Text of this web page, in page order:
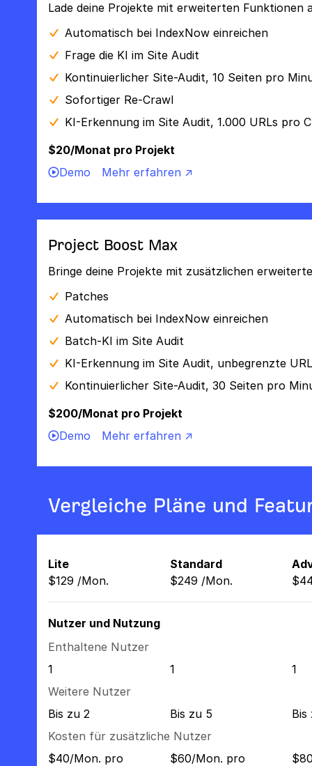
Lade deine Projekte mit erweiterten Funktionen
Automatisch bei IndexNow einreichen
Frage die KI im Site Audit
Kontinuierlicher Site-Audit, 10 Seiten pro
Sofortiger Re-Crawl
KI-Erkennung im Site Audit, 1.000 URLs pro
$20/Monat pro Projekt
Demo
Mehr erfahren ↗
Project Boost Max
Bringe deine Projekte mit zusätzlichen
Patches
Automatisch bei IndexNow einreichen
Batch-KI im Site Audit
KI-Erkennung im Site Audit, unbegrenzte
Kontinuierlicher Site-Audit, 30 Seiten pro
$200/Monat pro Projekt
Demo
Mehr erfahren ↗
Vergleiche Pläne und
Lite
$129 /Mon.
Standard
$249 /Mon.
$
Nutzer und Nutzung
Enthaltene Nutzer
1
1
1
Weitere Nutzer
Bis zu 2
Bis zu 5
Bis
Kosten für zusätzliche Nutzer
$40/Mon. pro
$60/Mon. pro